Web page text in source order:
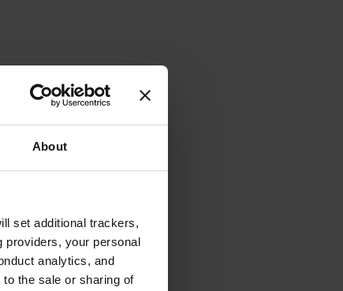
About
set additional trackers,
providers, your personal
analytics, and
the sale or sharing of